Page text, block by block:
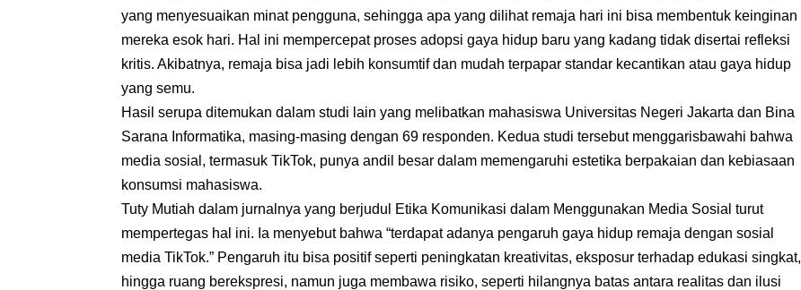
yang menyesuaikan minat pengguna, sehingga apa yang dilihat remaja hari ini bisa membentuk keinginan
mereka esok hari. Hal ini mempercepat proses adopsi gaya hidup baru yang kadang tidak disertai refleksi
kritis. Akibatnya, remaja bisa jadi lebih konsumtif dan mudah terpapar standar kecantikan atau gaya hidup
yang semu.
Hasil serupa ditemukan dalam studi lain yang melibatkan mahasiswa Universitas Negeri Jakarta dan Bina
Sarana Informatika, masing-masing dengan 69 responden. Kedua studi tersebut menggarisbawahi bahwa
media sosial, termasuk TikTok, punya andil besar dalam memengaruhi estetika berpakaian dan kebiasaan
konsumsi mahasiswa.
Tuty Mutiah dalam jurnalnya yang berjudul Etika Komunikasi dalam Menggunakan Media Sosial turut
mempertegas hal ini. Ia menyebut bahwa “terdapat adanya pengaruh gaya hidup remaja dengan sosial
media TikTok.” Pengaruh itu bisa positif seperti peningkatan kreativitas, eksposur terhadap edukasi singkat,
hingga ruang berekspresi, namun juga membawa risiko, seperti hilangnya batas antara realitas dan ilusi